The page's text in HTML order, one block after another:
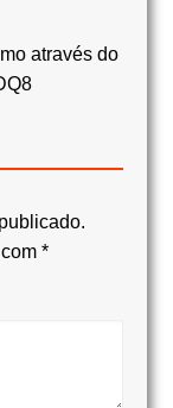
através do
*